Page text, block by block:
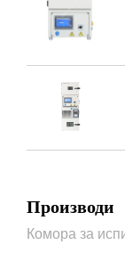
Производи
Комора за